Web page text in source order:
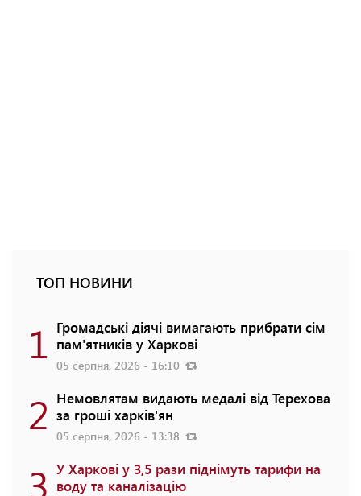
ТОП НОВИНИ
1 Громадські діячі вимагають прибрати сім
пам'ятників у Харкові
05 серпня, 2026 - 16:10
2 Немовлятам видають медалі від Терехова
за гроші харків'ян
05 серпня, 2026 - 13:38
3 У Харкові у 3,5 рази піднімуть тарифи на
воду та каналізацію